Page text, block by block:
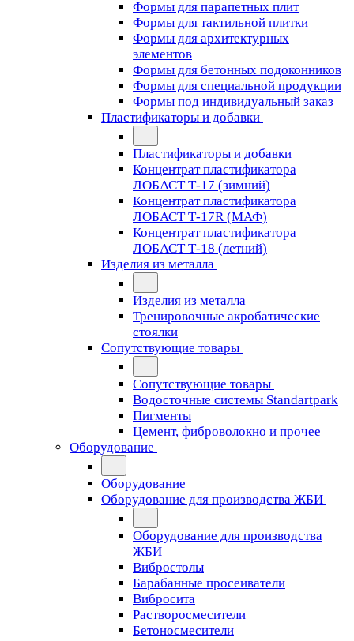
Формы для парапетных плит
Формы для тактильной плитки
Формы для архитектурных
элементов
Формы для бетонных подоконников
Формы для специальной продукции
Формы под индивидуальный заказ
Пластификаторы и добавки
Пластификаторы и добавки
Концентрат пластификатора
ЛОБАСТ Т-17 (зимний)
Концентрат пластификатора
ЛОБАСТ Т-17R (МАФ)
Концентрат пластификатора
ЛОБАСТ Т-18 (летний)
Изделия из металла
Изделия из металла
Тренировочные акробатические
стоялки
Сопутствующие товары
Сопутствующие товары
Водосточные системы Standartpark
Пигменты
Цемент, фиброволокно и прочее
Оборудование
Оборудование
Оборудование для производства ЖБИ
Оборудование для производства
ЖБИ
Вибростолы
Барабанные просеиватели
Вибросита
Растворосмесители
Бетоносмесители